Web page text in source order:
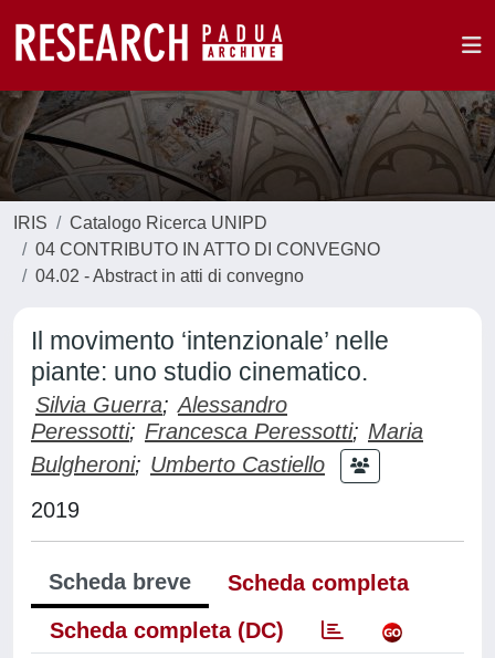
IRIS
Catalogo Ricerca UNIPD
04 CONTRIBUTO IN ATTO DI CONVEGNO
04.02 - Abstract in atti di convegno
Il movimento ‘intenzionale’ nelle
piante: uno studio cinematico.
Silvia Guerra; Alessandro
Peressotti; Francesca Peressotti; Maria
Bulgheroni; Umberto Castiello
2019
Scheda breve
Scheda completa
Scheda completa (DC)